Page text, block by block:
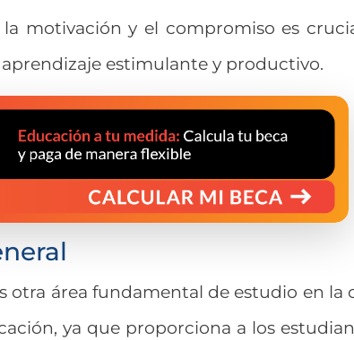
motivación y el compromiso es
estimulante y productivo.
otra área fundamental de estudio en la
ya que proporciona a los